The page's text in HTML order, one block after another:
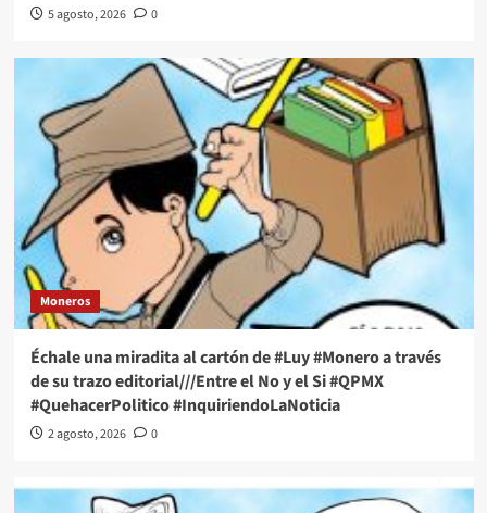
5 agosto, 2026 0
Moneros
Échale una miradita al cartón de #Luy #Monero a través
de su trazo editorial///Entre el No y el Si #QPMX
#QuehacerPolitico #InquiriendoLaNoticia
2 agosto, 2026 0